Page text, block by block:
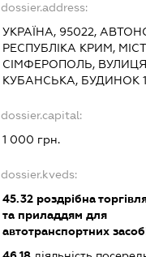
dossier.address:
УКРАЇНА, 95022,
РЕСПУБЛІКА КРИМ,
СІМФЕРОПОЛЬ, ВУЛИЦЯ
КУБАНСЬКА, БУДИНОК
dossier.capital:
1 000 грн.
dossier.kveds:
45.32 роздрібна
та приладдям для
автотранспортних